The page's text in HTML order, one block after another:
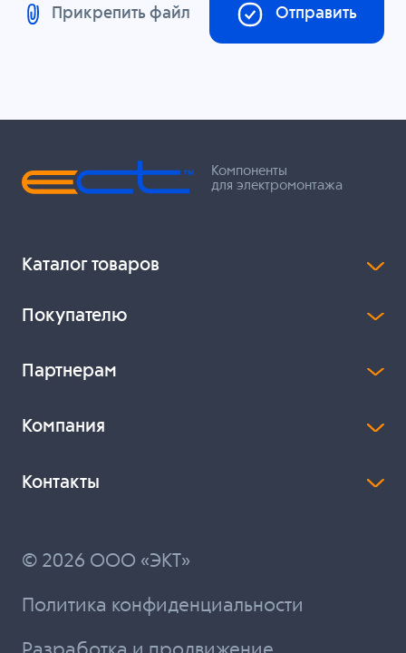
Прикрепить файл Отправить
Компоненты
для электромонтажа
Каталог товаров
Покупателю
Партнерам
Компания
Контакты
© 2026 ООО «ЭКТ»
Политика конфиденциальности